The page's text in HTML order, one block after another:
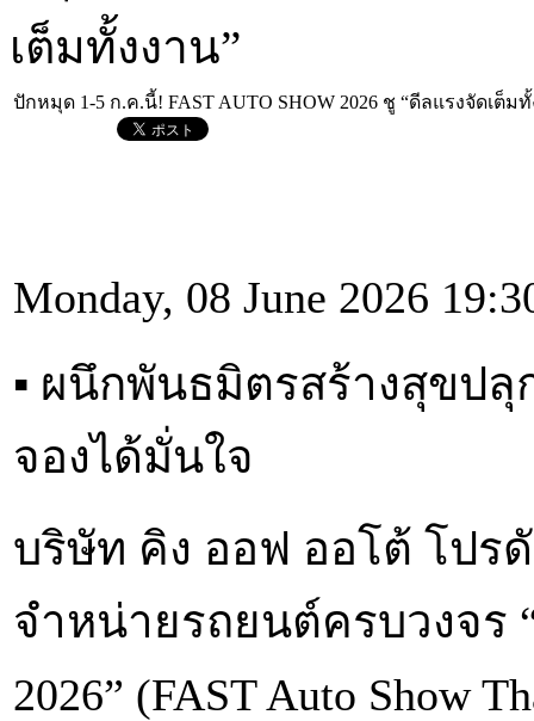
เต็มทั้งงาน”
ปักหมุด 1-5 ก.ค.นี้! FAST AUTO SHOW 2026 ชู “ดีลแรงจัดเต็มทั้
Monday, 08 June 2026
▪︎ ผนึกพันธมิตรสร้างสุขป
จองได้มั่นใจ
บริษัท คิง ออฟ ออโต้ โปร
จำหน่ายรถยนต์ครบวงจร
2026” (FAST Auto Show